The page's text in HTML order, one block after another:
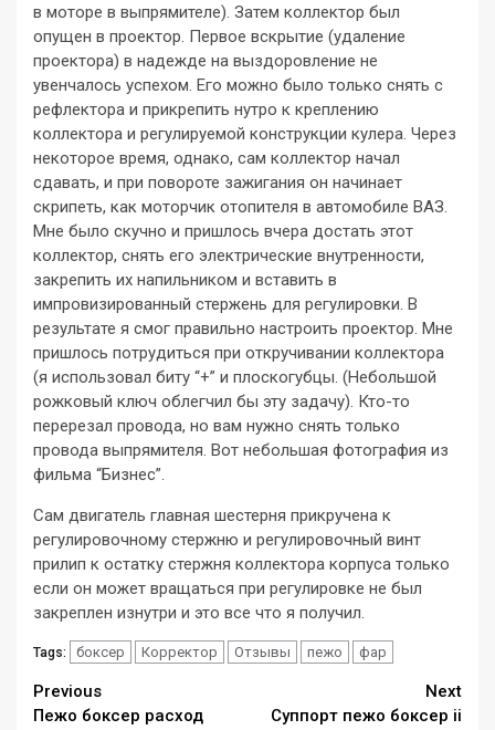
в моторе в выпрямителе). Затем коллектор был
опущен в проектор. Первое вскрытие (удаление
проектора) в надежде на выздоровление не
увенчалось успехом. Его можно было только снять с
рефлектора и прикрепить нутро к креплению
коллектора и регулируемой конструкции кулера. Через
некоторое время, однако, сам коллектор начал
сдавать, и при повороте зажигания он начинает
скрипеть, как моторчик отопителя в автомобиле ВАЗ.
Мне было скучно и пришлось вчера достать этот
коллектор, снять его электрические внутренности,
закрепить их напильником и вставить в
импровизированный стержень для регулировки. В
результате я смог правильно настроить проектор. Мне
пришлось потрудиться при откручивании коллектора
(я использовал биту “+” и плоскогубцы. (Небольшой
рожковый ключ облегчил бы эту задачу). Кто-то
перерезал провода, но вам нужно снять только
провода выпрямителя. Вот небольшая фотография из
фильма “Бизнес”.
Сам двигатель главная шестерня прикручена к
регулировочному стержню и регулировочный винт
прилип к остатку стержня коллектора корпуса только
если он может вращаться при регулировке не был
закреплен изнутри и это все что я получил.
Tags: боксер Корректор Отзывы пежо фар
Continue
Previous
Пежо боксер расход
Next
Суппорт пежо боксер ii